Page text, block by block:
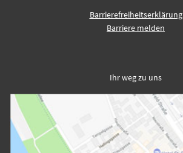
Barrierefreiheitserklärung
Barriere melden
Ihr weg zu uns